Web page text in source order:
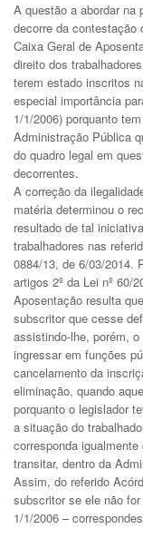
A questão a abordar na
decorre da contestação
Caixa Geral de
direito dos
terem estado inscritos
especial importância
1/1/2006) porquanto
Administração Pública
do quadro legal em
decorrentes.
A correção da
matéria determinou o
resultado de tal
trabalhadores nas
0884/13, de 6/03/2014.
artigos 2º da Lei nº 60/
Aposentação resulta
subscritor que cesse
assistindo-lhe, porém,
ingressar em funções
cancelamento da
eliminação, quando
porquanto o legislador
a situação do
corresponda
transitar, dentro da
Assim, do referido
subscritor se ele não
1/1/2006 –